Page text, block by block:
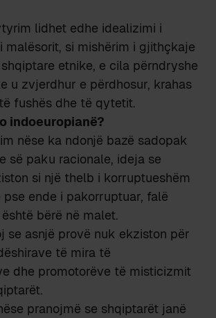
lidhet edhe idealizimi i
malësorit, si mishërim i gjithçkaje
etnike, e cila përndryshe
u zvjerdhur e përdhosur, krahas
fushës dhe të qytetit.
indoeuropianë?
nëse ka ndonjë bazë sadopak
së paku racionale, ideja se
si një thelb i korruptueshëm
pse ende i pakorruptuar, falë
bërë në malet.
se asnjë provë nuk ekziston për
të mira të
dhe promotorëve të misticizmit
pranojmë se shqiptarët janë